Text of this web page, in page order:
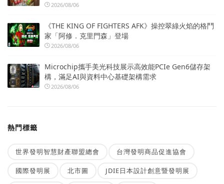
2026/08/06
《THE KING OF FIGHTERS AFK》操控翠綠火焰的格鬥
家「阿修．克里門森」登場
2026/08/06
Microchip攜手美光科技展示高效能PCIe Gen6儲存架
構，滿足AI與資料中心基礎架構需求
2026/08/06
熱門標籤
世界發明智慧財產聯盟總會 台灣發明商品促進協會
國際發明展 北市圖 JDIE日本設計創意暨發明展